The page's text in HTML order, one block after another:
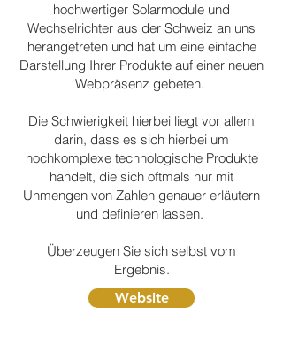
hochwertiger Solarmodule und
Wechselrichter aus der Schweiz an uns
herangetreten und hat um eine einfache
Darstellung Ihrer Produkte auf einer neuen
Webpräsenz gebeten.
Die Schwierigkeit hierbei liegt vor allem
darin, dass es sich hierbei um
hochkomplexe technologische Produkte
handelt, die sich oftmals nur mit
Unmengen von Zahlen genauer erläutern
und definieren lassen.
Überzeugen Sie sich selbst vom
Ergebnis.
Website